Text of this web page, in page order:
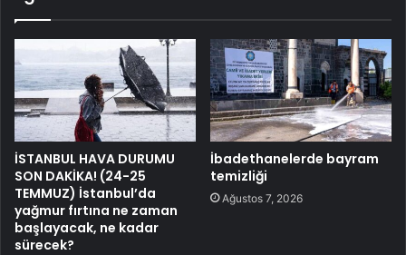
İSTANBUL HAVA DURUMU
SON DAKİKA! (24-25
TEMMUZ) İstanbul’da
yağmur fırtına ne zaman
başlayacak, ne kadar
sürecek?
İbadethanelerde bayram
temizliği
Ağustos 7, 2026